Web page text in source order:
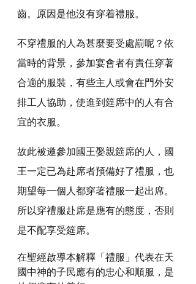
齒。原因是他沒有穿着禮服。
不穿禮服的人為甚麼要受處罰呢？依
當時的背景，參加宴會者有責任穿著
合適的服裝，有些主人或會在門外安
排工人協助，使進到筵席中的人有合
宜的衣服。
故此被邀參加國王娶親筵席的人，國
王一定已為赴席者預備好了禮服，也
期望每一個人都穿著禮服一起出席。
所以穿禮服赴席是應有的態度，否則
是不配享受筵席。
在聖經啟導本解釋「禮服」代表在天
國中神的子民應有的忠心和順服，是